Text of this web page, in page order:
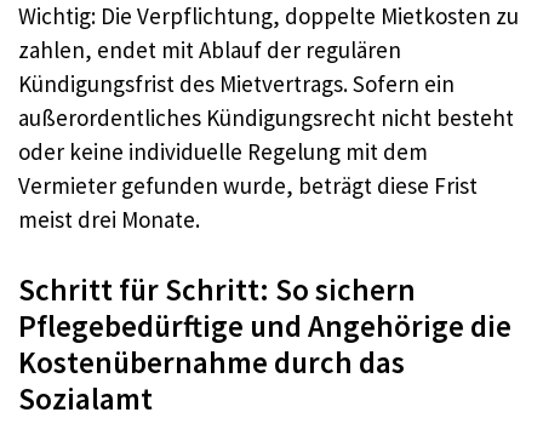
Wichtig: Die Verpflichtung, doppelte Mietkosten zu
zahlen, endet mit Ablauf der regulären
Kündigungsfrist des Mietvertrags. Sofern ein
außerordentliches Kündigungsrecht nicht besteht
oder keine individuelle Regelung mit dem
Vermieter gefunden wurde, beträgt diese Frist
meist drei Monate.
Schritt für Schritt: So sichern
Pflegebedürftige und Angehörige die
Kostenübernahme durch das
Sozialamt